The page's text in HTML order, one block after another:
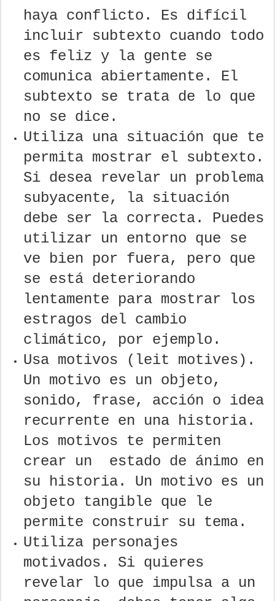
haya conflicto. Es difícil
incluir subtexto cuando todo
es feliz y la gente se
comunica abiertamente. El
subtexto se trata de lo que
no se dice.
Utiliza una situación que te
permita mostrar el subtexto.
Si desea revelar un problema
subyacente, la situación
debe ser la correcta. Puedes
utilizar un entorno que se
ve bien por fuera, pero que
se está deteriorando
lentamente para mostrar los
estragos del cambio
climático, por ejemplo.
Usa motivos (leit motives).
Un motivo es un objeto,
sonido, frase, acción o idea
recurrente en una historia.
Los motivos te permiten
crear un estado de ánimo en
su historia. Un motivo es un
objeto tangible que le
permite construir su tema.
Utiliza personajes
motivados. Si quieres
revelar lo que impulsa a un